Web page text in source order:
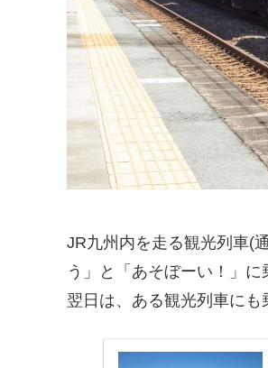
JR九州内を走る観光列車(
う」と「あそぼーい！」に
翌日は、ある観光列車に